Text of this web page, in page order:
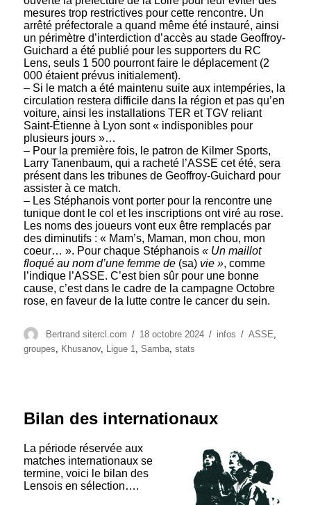
mesures trop restrictives pour cette rencontre. Un
arrêté préfectorale a quand même été instauré, ainsi
un périmètre d’interdiction d’accès au stade Geoffroy-
Guichard a été publié pour les supporters du RC
Lens, seuls 1 500 pourront faire le déplacement (2
000 étaient prévus initialement).
– Si le match a été maintenu suite aux intempéries, la
circulation restera difficile dans la région et pas qu’en
voiture, ainsi les installations TER et TGV reliant
Saint-Étienne à Lyon sont « indisponibles pour
plusieurs jours »…
– Pour la première fois, le patron de Kilmer Sports,
Larry Tanenbaum, qui a racheté l’ASSE cet été, sera
présent dans les tribunes de Geoffroy-Guichard pour
assister à ce match.
– Les Stéphanois vont porter pour la rencontre une
tunique dont le col et les inscriptions ont viré au rose.
Les noms des joueurs vont eux être remplacés par
des diminutifs : « Mam’s, Maman, mon chou, mon
coeur… ». Pour chaque Stéphanois« Un maillot
floqué au nom d’une femme de (sa) vie », comme
l’indique l’ASSE. C’est bien sûr pour une bonne
cause, c’est dans le cadre de la campagne Octobre
rose, en faveur de la lutte contre le cancer du sein.
Auteur
Bertrand sitercl.com
Publié
le
18 octobre 2024 Catégories
infos Étiquettes
ASSE,
groupes, Khusanov, Ligue 1,Samba,stats
Bilan des internationaux
La période réservée aux
matches internationaux se
termine, voici le bilan des
Lensois en sélection….